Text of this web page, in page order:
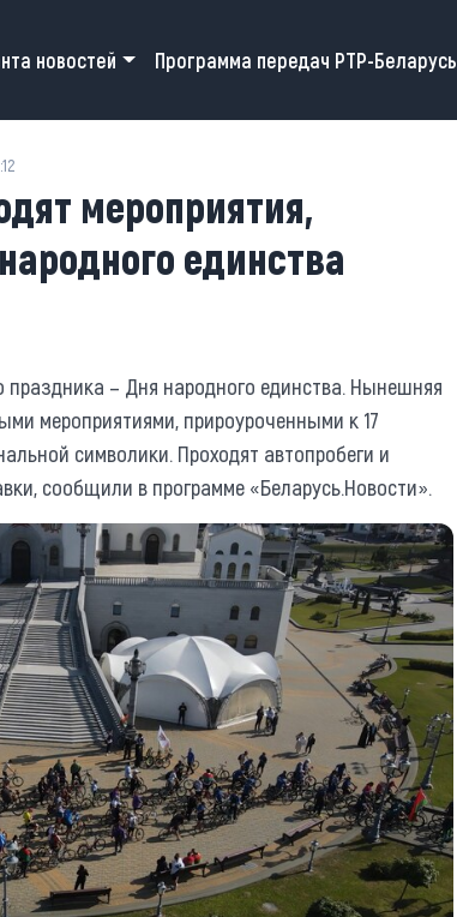
navigation
новостей Программа передач РТР-Беларусь
мероприятия,
единства
праздника – Дня народного единства. Нынешняя
мероприятиями, прироуроченными к 17
символики. Проходят автопробеги и
сообщили в программе «Беларусь.Новости».